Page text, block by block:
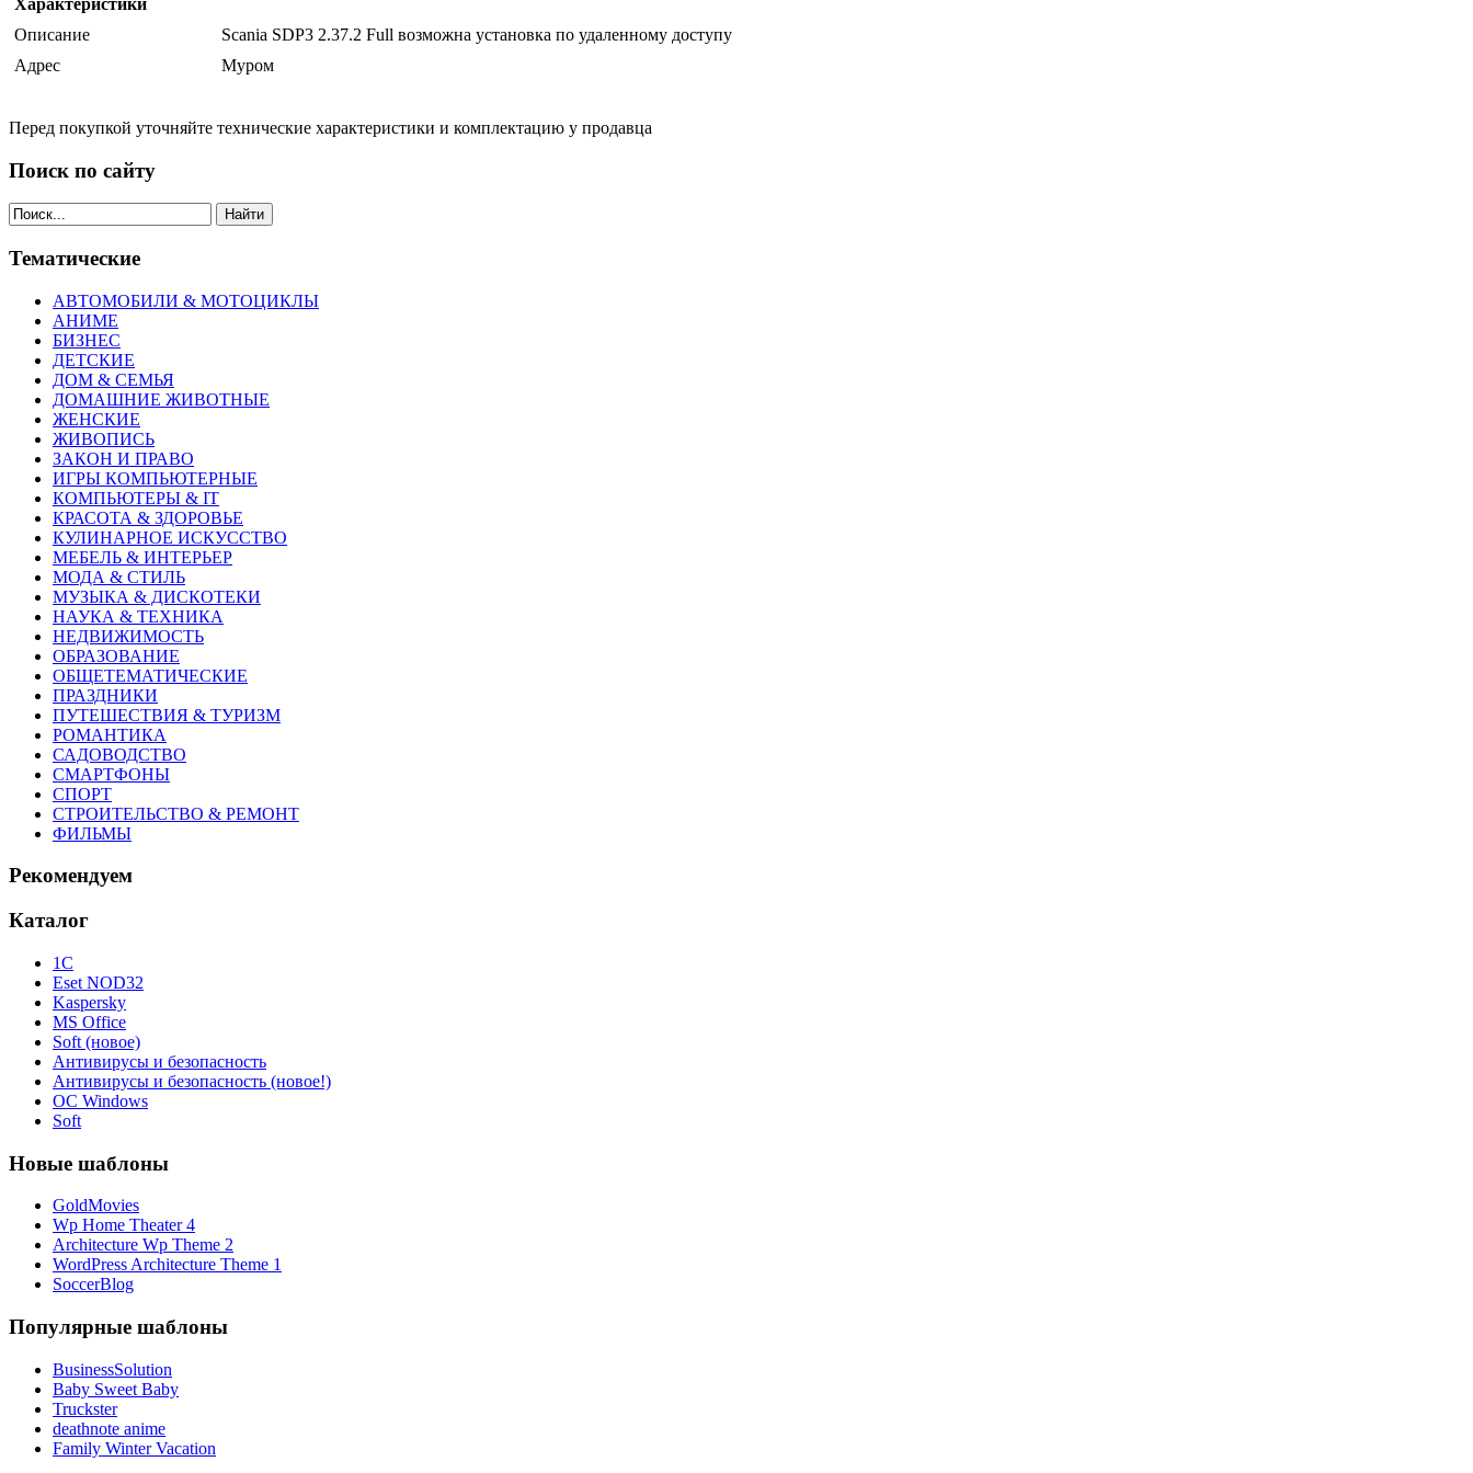
Описание
Scania SDP3 2.37.2 Full возможна установка по удаленному доступу
Адрес
Муром
Перед покупкой уточняйте технические характеристики и комплектацию у продавца
Поиск по сайту
Найти
Тематические
АВТОМОБИЛИ & МОТОЦИКЛЫ
АНИМЕ
БИЗНЕС
ДЕТСКИЕ
ДОМ & СЕМЬЯ
ДОМАШНИЕ ЖИВОТНЫЕ
ЖЕНСКИЕ
ЖИВОПИСЬ
ЗАКОН И ПРАВО
ИГРЫ КОМПЬЮТЕРНЫЕ
КОМПЬЮТЕРЫ & IT
КРАСОТА & ЗДОРОВЬЕ
КУЛИНАРНОЕ ИСКУССТВО
МЕБЕЛЬ & ИНТЕРЬЕР
МОДА & СТИЛЬ
МУЗЫКА & ДИСКОТЕКИ
НАУКА & ТЕХНИКА
НЕДВИЖИМОСТЬ
ОБРАЗОВАНИЕ
ОБЩЕТЕМАТИЧЕСКИЕ
ПРАЗДНИКИ
ПУТЕШЕСТВИЯ & ТУРИЗМ
РОМАНТИКА
САДОВОДСТВО
СМАРТФОНЫ
СПОРТ
СТРОИТЕЛЬСТВО & РЕМОНТ
ФИЛЬМЫ
Рекомендуем
Каталог
1С
Eset NOD32
Kaspersky
MS Office
Soft (новое)
Антивирусы и безопасность
Антивирусы и безопасность (новое!)
ОС Windows
Soft
Новые шаблоны
GoldMovies
Wp Home Theater 4
Architecture Wp Theme 2
WordPress Architecture Theme 1
SoccerBlog
Популярные шаблоны
BusinessSolution
Baby Sweet Baby
Truckster
deathnote anime
Family Winter Vacation